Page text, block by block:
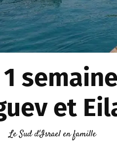
et
Le Sud d'Israel en famille